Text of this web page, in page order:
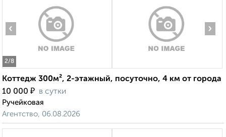
2/8
‹ ›
Коттедж 300м², 2-этажный, посуточно, 4 км от города
10 000 ₽ в сутки
Ручейковая
Агентство, 06.08.2026